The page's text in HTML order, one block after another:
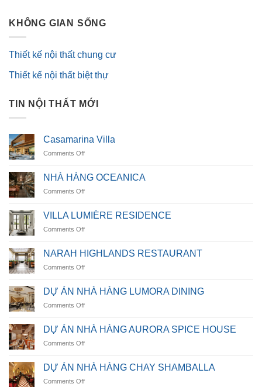
KHÔNG GIAN SỐNG
Thiết kế nội thất chung cư
Thiết kế nội thất biệt thự
TIN NỘI THẤT MỚI
Casamarina Villa
Comments Offon
Villa
NHÀ HÀNG OCEANICA
Comments Offon
HÀNG
OCEANICA
VILLA LUMIÈRE RESIDENCE
Comments Offon
LUMIÈRE
RESIDENCE
NARAH HIGHLANDS RESTAURANT
Comments Offon
HIGHLANDS
RESTAURANT
DỰ ÁN NHÀ HÀNG LUMORA DINING
Comments Offon
ÁN
NHÀ
HÀNG
DINING
DỰ ÁN NHÀ HÀNG AURORA SPICE HOUSE
Comments Offon
ÁN
NHÀ
HÀNG
DỰ ÁN NHÀ HÀNG CHAY SHAMBALLA
Comments Offon